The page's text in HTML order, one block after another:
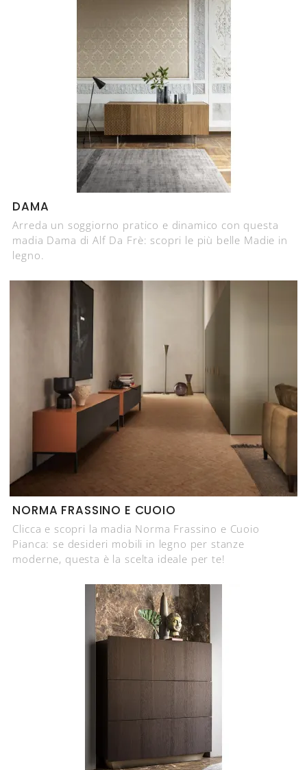
DAMA
Arreda un soggiorno pratico e dinamico con questa
madia Dama di Alf Da Frè: scopri le più belle Madie in
legno.
NORMA FRASSINO E CUOIO
Clicca e scopri la madia Norma Frassino e Cuoio
Pianca: se desideri mobili in legno per stanze
moderne, questa è la scelta ideale per te!